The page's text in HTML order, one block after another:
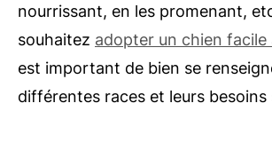
nourrissant, en les promenant,
souhaitez adopter un chien facile
est important de bien se
différentes races et leurs besoins